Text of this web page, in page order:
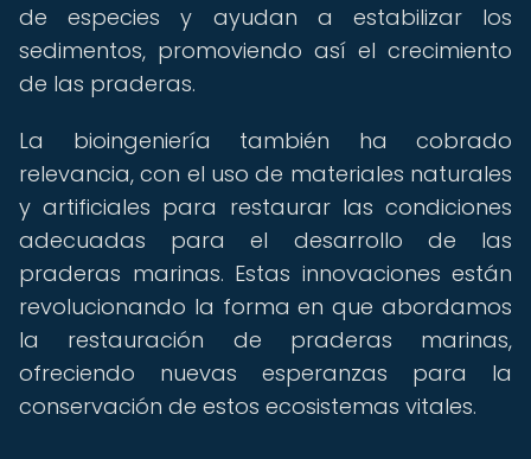
de especies y ayudan a estabilizar los
sedimentos, promoviendo así el crecimiento
de las praderas.
La bioingeniería también ha cobrado
relevancia, con el uso de materiales naturales
y artificiales para restaurar las condiciones
adecuadas para el desarrollo de las
praderas marinas. Estas innovaciones están
revolucionando la forma en que abordamos
la restauración de praderas marinas,
ofreciendo nuevas esperanzas para la
conservación de estos ecosistemas vitales.